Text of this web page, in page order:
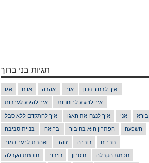
תגיות בני ברוך
אגו אדם אהבה אור איך לבחור נכון
איך להגיע לערבות איך להגיע לרוחניות
איך להתקדם ללא סבל איך לנצח את האגו אני בורא
בניית סביבה בריאה הפתרון הוא בחיבור השפעה
ואהבת לרעך כמוך זוהר חברה חברים
חוכמת הקבלה חיבור חיסרון חכמת הקבלה